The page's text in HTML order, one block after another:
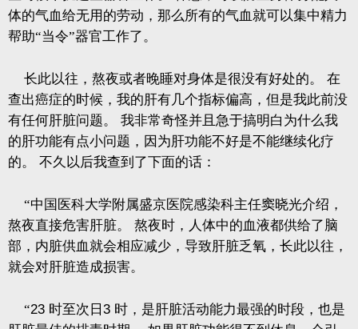
体的气血给无用的劳动，那么所有的气血就可以集中精力
帮助“当令”器官工作了。
长此以往，熬夜或者晚睡对身体是很没有好处的。
在
查出癌症的时候，我的肝有几个指标偏高，但是我此前没
有任何肝脏问题。
我非常奇怪并且急于搞明白为什么我
的肝功能有点小问题，因为肝功能不好是不能继续化疗
的。
不久以后我查到了下面的话：
“中国医科大学附属盛京医院感染科主任窦晓光介绍，
熬夜直接危害肝脏。
熬夜时，人体中的血液都供给了脑
部，内脏供血就会相应减少，导致肝脏乏氧，长此以往，
就会对肝脏造成损害。
“23 时至次日 3 时，是肝脏活动能力最强的时段，也是